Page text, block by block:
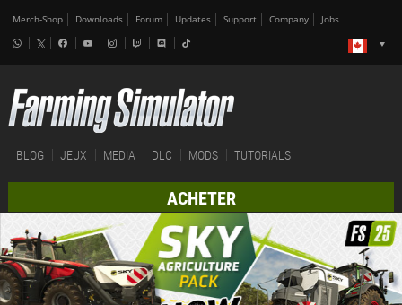
Merch-Shop Downloads Forum Updates Support Company Jobs
BLOG JEUX MEDIA DLC MODS TUTORIALS
ACHETER